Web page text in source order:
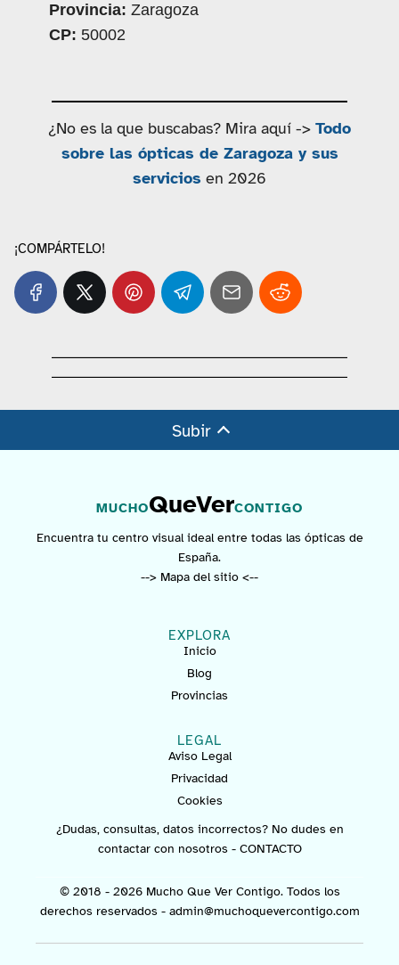
Provincia: Zaragoza
CP: 50002
¿No es la que buscabas? Mira aquí -> Todo
sobre las ópticas de Zaragoza y sus
servicios en 2026
¡COMPÁRTELO!
Subir
MUCHOQueVerCONTIGO
Encuentra tu centro visual ideal entre todas las ópticas de
España.
--> Mapa del sitio <--
EXPLORA
Inicio
Blog
Provincias
LEGAL
Aviso Legal
Privacidad
Cookies
¿Dudas, consultas, datos incorrectos? No dudes en
contactar con nosotros - CONTACTO
© 2018 - 2026 Mucho Que Ver Contigo. Todos los
derechos reservados - admin@muchoquevercontigo.com